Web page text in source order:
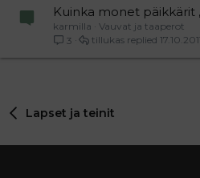
Kuinka monet päikkärit
karmilla
Vauvat ja taaperot
3
tillukas
Lapset ja teinit